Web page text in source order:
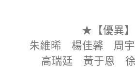
★【優異】
朱維晞
楊佳馨 周
高瑞廷
黃于恩